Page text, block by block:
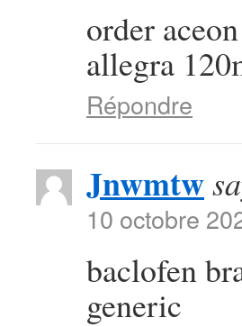
order
allegra
Répondre
Jnwmtw
10 octobre
baclofen
generic